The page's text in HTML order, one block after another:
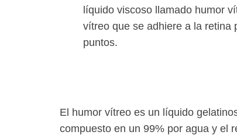
líquido viscoso llamado humor
vítreoque se adhiere a la retina
puntos.
El humor vítreo es un líquido
compuesto en un 99% por agua y el